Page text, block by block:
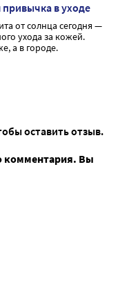
в уходе
от солнца сегодня —
ухода за кожей.
а в городе.
оставить отзыв.
комментария. Вы